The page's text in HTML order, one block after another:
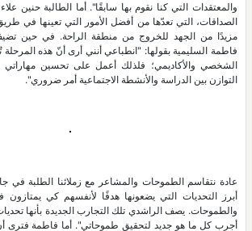
والمعتقدات التي كنا نقوم بها سابقًا". أما الطالبة حنين
الصداقات، التي تعدّها من أفضل الأمور التي تعينها في طريق
مزيدًا من الجهد للخروج من منطقة الراحة. في حين
فاطمة السليمية بقولها: "انطباعي أنني أرى أنّ هذه
الشخصي والأكاديمي؛ فلذلك أعمل على تحسين مهاراتي
التوازن بين الدراسة والأنشطة الاجتماعية أمر ضروري".
عادة نتقاسم الطموحات والمشاعر مع زملائنا الطلبة في
أبرز التحديات التي يضعونها هدفًا لأنفسهم كي
والطموحات. يصف الراشدي تلك التجارب الجديدة بأنها
أجرب كل ما هو جديد لتحقيق طموحاتي". أما فاطمة فترى